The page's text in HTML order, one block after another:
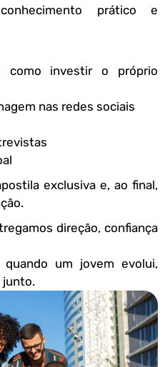
prático e
como investir o próprio
nas redes sociais
exclusiva e, ao final,
direção, confiança
um jovem evolui,
junto.